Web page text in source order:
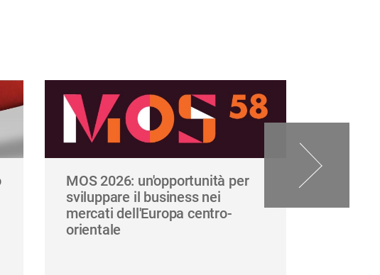
MOS 2026: un'opportunità per
sviluppare il business nei
mercati dell'Europa centro-
orientale
delle